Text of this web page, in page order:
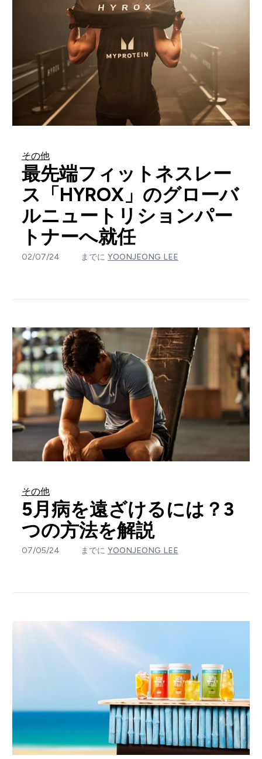
その他
最先端フィットネスレー
ス「HYROX」のグローバ
ルニュートリションパー
トナーへ就任
02/07/24 までに YOONJEONG LEE
その他
5月病を遠ざけるには？3
つの方法を解説
07/05/24 までに YOONJEONG LEE